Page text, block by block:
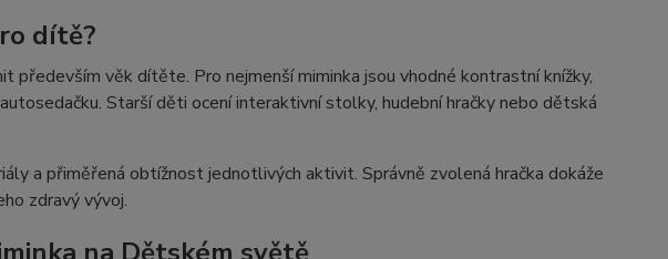
dítě?
především věk dítěte. Pro nejmenší miminka jsou vhodné kontrastní knížky,
Starší děti ocení interaktivní stolky, hudební hračky nebo dětská
a přiměřená obtížnost jednotlivých aktivit. Správně zvolená hračka dokáže
zdravý vývoj.